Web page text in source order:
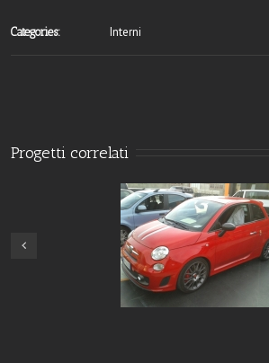
Categories: Interni
Progetti correlati